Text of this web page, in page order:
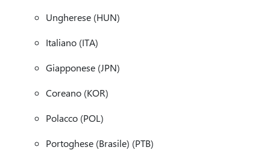
Ungherese (HUN)
Italiano (ITA)
Giapponese (JPN)
Coreano (KOR)
Polacco (POL)
Portoghese (Brasile) (PTB)